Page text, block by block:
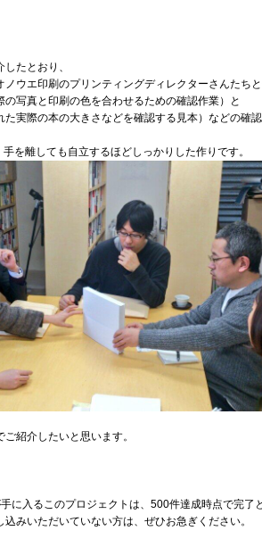
たとおり、
ウエ印刷のプリンティングディレクターさんたち
写真と印刷の色を合わせるための確認作業）と
実際の本の大きさなどを確認する見本）などの確
を離しても自立するほどしっかりした作りです。
紹介したいと思います。
に入るこのプロジェクトは、500件達成時点で完了
みいただいていない方は、ぜひお急ぎください。